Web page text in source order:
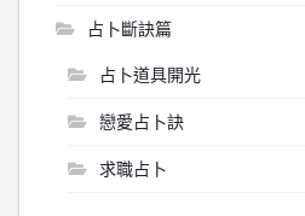
占卜斷訣篇
占卜道具開光
戀愛占卜訣
求職占卜